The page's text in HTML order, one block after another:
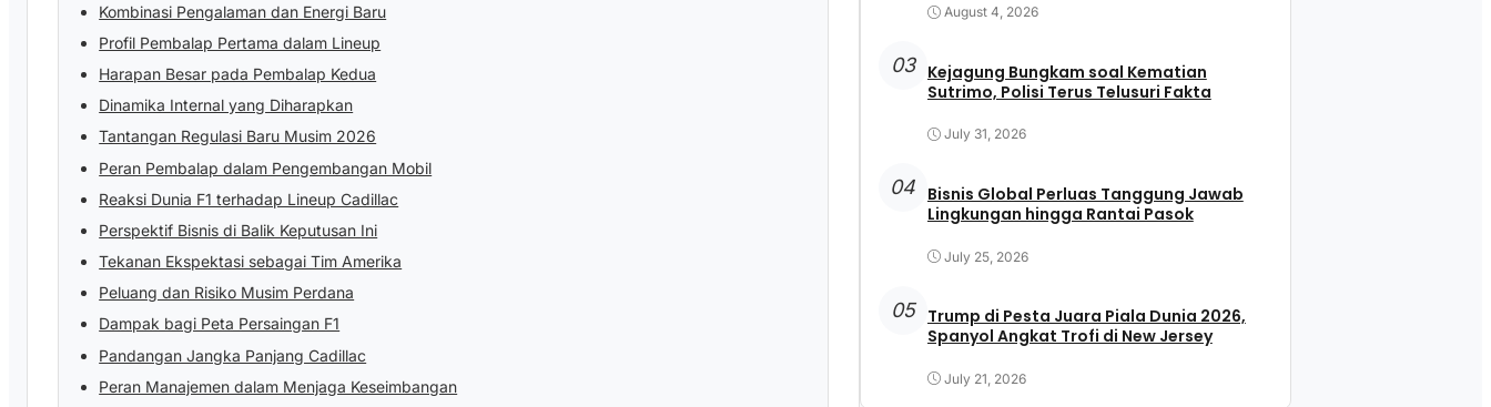
Kombinasi Pengalaman dan Energi Baru
Profil Pembalap Pertama dalam Lineup
Harapan Besar pada Pembalap Kedua
Dinamika Internal yang Diharapkan
Tantangan Regulasi Baru Musim 2026
Peran Pembalap dalam Pengembangan Mobil
Reaksi Dunia F1 terhadap Lineup Cadillac
Perspektif Bisnis di Balik Keputusan Ini
Tekanan Ekspektasi sebagai Tim Amerika
Peluang dan Risiko Musim Perdana
Dampak bagi Peta Persaingan F1
Pandangan Jangka Panjang Cadillac
Peran Manajemen dalam Menjaga Keseimbangan
August 4, 2026
03
Kejagung Bungkam soal Kematian
Sutrimo, Polisi Terus Telusuri Fakta
July 31, 2026
04 Bisnis Global Perluas Tanggung Jawab
Lingkungan hingga Rantai Pasok
July 25, 2026
05
Trump di Pesta Juara Piala Dunia 2026,
Spanyol Angkat Trofi di New Jersey
July 21, 2026